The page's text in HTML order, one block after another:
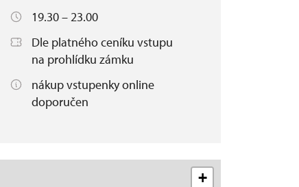
19.30 – 23.00
Dle platného ceníku vstupu
na prohlídku zámku
nákup vstupenky online
doporučen
+